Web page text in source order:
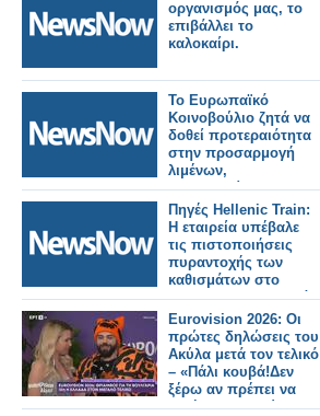
οργανισμός μας, το
επιβάλλει το
καλοκαίρι.
Το Ευρωπαϊκό
Κοινοβούλιο ζητά να
δοθεί προτεραιότητα
στην προσαρμογή
λιμένων,
αεροδρομίων και
σιδηροδρόμων για
στρατιωτική χρήση.
Πηγές Hellenic Train:
H εταιρεία υπέβαλε
τις πιστοποιήσεις
πυραντοχής των
καθισμάτων στo
Intercity 62 που ζητά
η ΡΑΣ
Eurovision 2026: Οι
πρώτες δηλώσεις του
Ακύλα μετά τον τελικό
– «Πάλι κουβά!Δεν
ξέρω αν πρέπει να
ζητήσω συγγνώμη»